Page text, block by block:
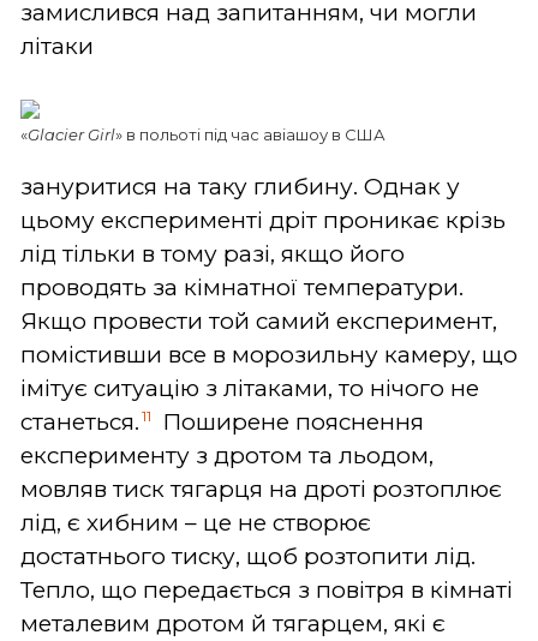
замислився над запитанням, чи могли
літаки
«Glacier Girl» в польоті під час авіашоу в США
зануритися на таку глибину. Однак у
цьому експерименті дріт проникає крізь
лід тільки в тому разі, якщо його
проводять за кімнатної температури.
Якщо провести той самий експеримент,
помістивши все в морозильну камеру, що
імітує ситуацію з літаками, то нічого не
станеться. 11
Поширене пояснення
експерименту з дротом та льодом,
мовляв тиск тягарця на дроті розтоплює
лід, є хибним – це не створює
достатнього тиску, щоб розтопити лід.
Тепло, що передається з повітря в кімнаті
металевим дротом й тягарцем, які є